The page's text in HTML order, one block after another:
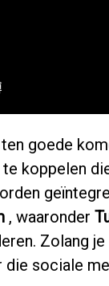
goede
koppelen
, waaronder
Zolang
die sociale